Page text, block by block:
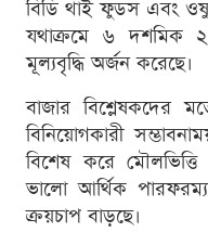
বিডি থাই ফুডস এবং
যথাক্রমে ৬ দশমিক
মূল্যবৃদ্ধি অর্জন করেছে।
বাজার বিশ্লেষকদের
বিনিয়োগকারী
বিশেষ করে
ভালো আর্থিক
ক্রয়চাপ বাড়ছে।